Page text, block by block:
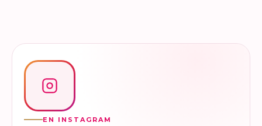
EN INSTAGRAM